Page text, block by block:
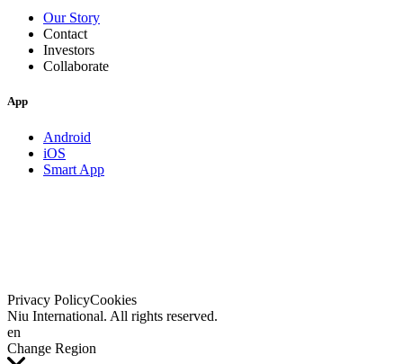
Our Story
Contact
Investors
Collaborate
App
Android
iOS
Smart App
Privacy PolicyCookies
Niu International. All rights reserved.
en
Change Region